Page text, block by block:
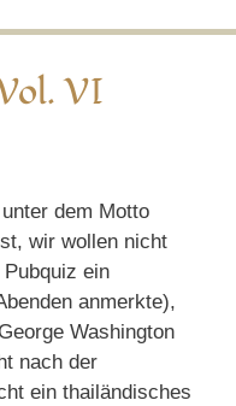
VI
dem Motto
wir wollen nicht
ein
anmerkte),
Washington
nach der
ein thailändisches